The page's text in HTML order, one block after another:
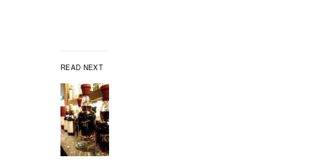
READ NEXT